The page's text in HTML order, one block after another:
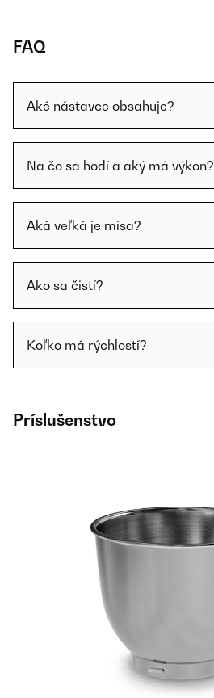
FAQ
Aké nástavce obsahuje?
Na čo sa hodí a aký má výkon?
Aká veľká je misa?
Ako sa čistí?
Koľko má rýchlostí?
Príslušenstvo